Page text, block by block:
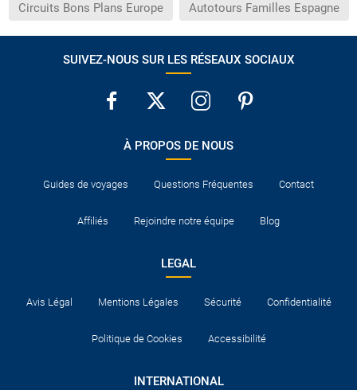
Circuits Bons Plans Europe Autotours Familles Espagne
SUIVEZ-NOUS SUR LES RÉSEAUX SOCIAUX
À PROPOS DE NOUS
Guides de voyages Questions Fréquentes Contact
Affiliés Rejoindre notre équipe Blog
LEGAL
Avis Légal Mentions Légales Sécurité Confidentialité
Politique de Cookies Accessibilité
INTERNATIONAL